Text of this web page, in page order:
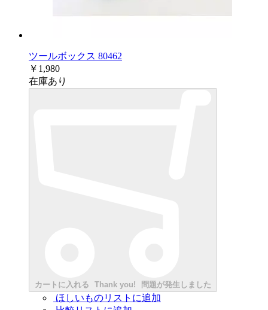
ツールボックス 80462
￥1,980
在庫あり
カートに入れる Thank you! 問題が発生しました
ほしいものリストに追加